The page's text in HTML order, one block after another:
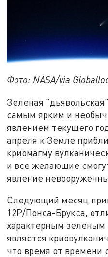
Фото: NASA/via
Зеленая
самым ярким и
явлением текущего
апреля к Земле
криомагму
и все желающие
явление
Следующий месяц
12P/Понса-Брукса,
характерным
является
что время от времени